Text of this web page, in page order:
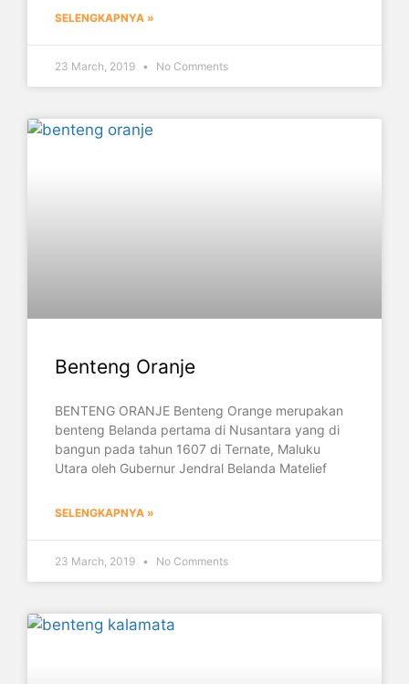
SELENGKAPNYA »
23 March, 2019 No Comments
Benteng Oranje
BENTENG ORANJE Benteng Orange merupakan
benteng Belanda pertama di Nusantara yang di
bangun pada tahun 1607 di Ternate, Maluku
Utara oleh Gubernur Jendral Belanda Matelief
SELENGKAPNYA »
23 March, 2019 No Comments